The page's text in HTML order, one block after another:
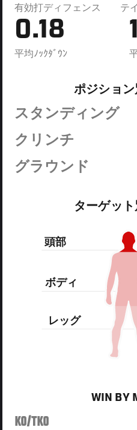
有効打ディフェンス テ
0.18
平均ﾉｯｸﾀﾞｳﾝ
ポジション
スタンディング
クリンチ
グラウンド
ターゲッ
頭部
ボディ
レッグ
WIN BY
KO/TKO